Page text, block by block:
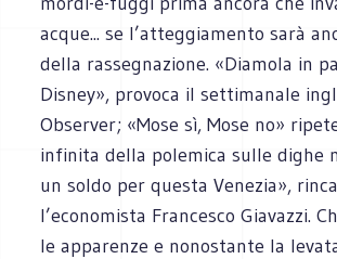
acque... se l’atteggiamento sarà
della rassegnazione. «Diamola in
Disney», provoca il settimanale
Observer; «Mose sì, Mose no»
infinita della polemica sulle dighe
un soldo per questa Venezia»,
l’economista Francesco Giavazzi.
le apparenze e nonostante la